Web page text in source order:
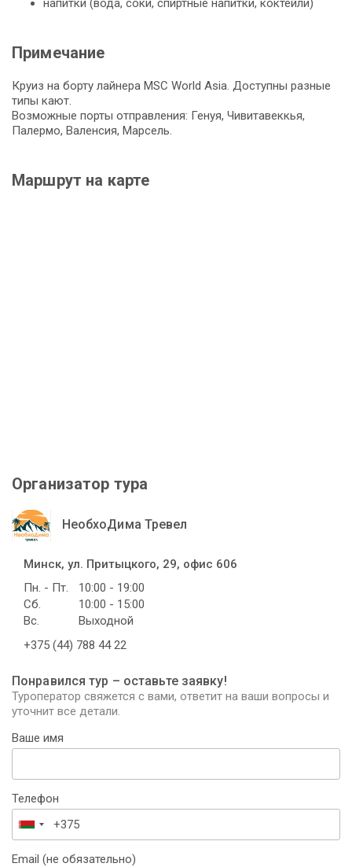
Примечание
Круиз на борту лайнера MSC World Asia. Доступны разные
типы кают.
Возможные порты отправления: Генуя, Чивитавеккья,
Палермо, Валенсия, Марсель.
Маршрут на карте
Организатор тура
НеобхоДима Тревел
Минск, ул. Притыцкого, 29, офис 606
Пн. - Пт.
10:00 - 19:00
Сб.
10:00 - 15:00
Вс.
Выходной
+375 (44) 788 44 22
Понравился тур – оставьте заявку!
Туроператор свяжется с вами, ответит на ваши вопросы и
уточнит все детали.
Ваше имя
Телефон
Беларусь
+375
Email (не обязательно)